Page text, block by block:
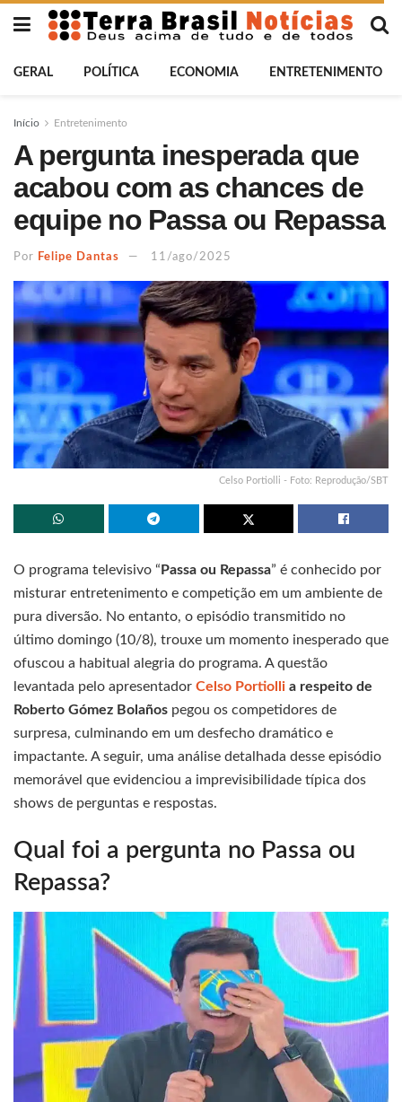
GERAL POLÍTICA ECONOMIA ENTRETENIMENTO
Início Entretenimento
A pergunta inesperada que
acabou com as chances de
equipe no Passa ou Repassa
Por Felipe Dantas 11/ago/2025
Celso Portiolli - Foto: Reprodução/SBT
O programa televisivo “ Passa ou Repassa” é conhecido por
misturar entretenimento e competição em um ambiente de
pura diversão. No entanto, o episódio transmitido no
último domingo (10/8), trouxe um momento inesperado que
ofuscou a habitual alegria do programa. A questão
levantada pelo apresentador Celso Portiolli a respeito de
Roberto Gómez Bolaños pegou os competidores de
surpresa, culminando em um desfecho dramático e
impactante. A seguir, uma análise detalhada desse episódio
memorável que evidenciou a imprevisibilidade típica dos
shows de perguntas e respostas.
Qual foi a pergunta no Passa ou
Repassa?